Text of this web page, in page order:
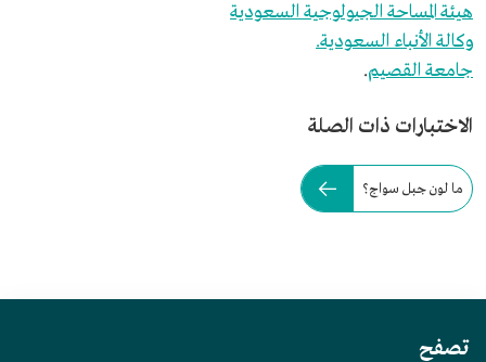
هيئة المساحة الجيولوجية السعودية
وكالة الأنباء السعودية.
جامعة القصيم.
الاختبارات ذات الصلة
ما لون جبل سواج؟
تصفح